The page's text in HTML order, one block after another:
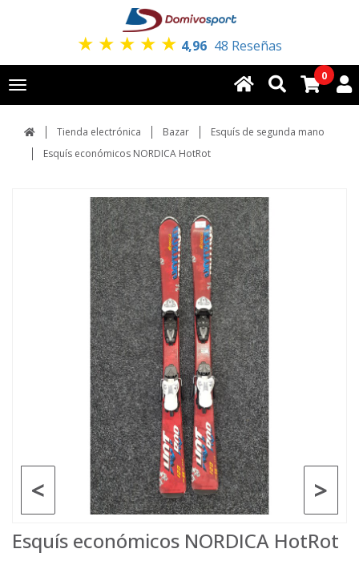
★ ★ ★ ★ ★ 4,96 48 Reseñas
Toggle
navigation
0
Tienda electrónica Bazar
Esquís de segunda mano
Esquís económicos NORDICA HotRot
>
<
Esquís económicos NORDICA HotRot